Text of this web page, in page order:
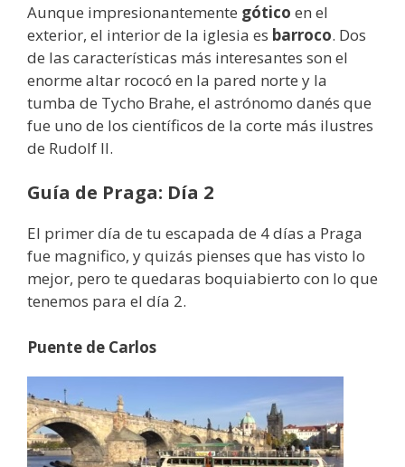
Aunque impresionantemente gótico en el
exterior, el interior de la iglesia es barroco. Dos
de las características más interesantes son el
enorme altar rococó en la pared norte y la
tumba de Tycho Brahe, el astrónomo danés que
fue uno de los científicos de la corte más ilustres
de Rudolf II.
Guía de Praga: Día 2
El primer día de tu escapada de 4 días a Praga
fue magnifico, y quizás pienses que has visto lo
mejor, pero te quedaras boquiabierto con lo que
tenemos para el día 2.
Puente de Carlos